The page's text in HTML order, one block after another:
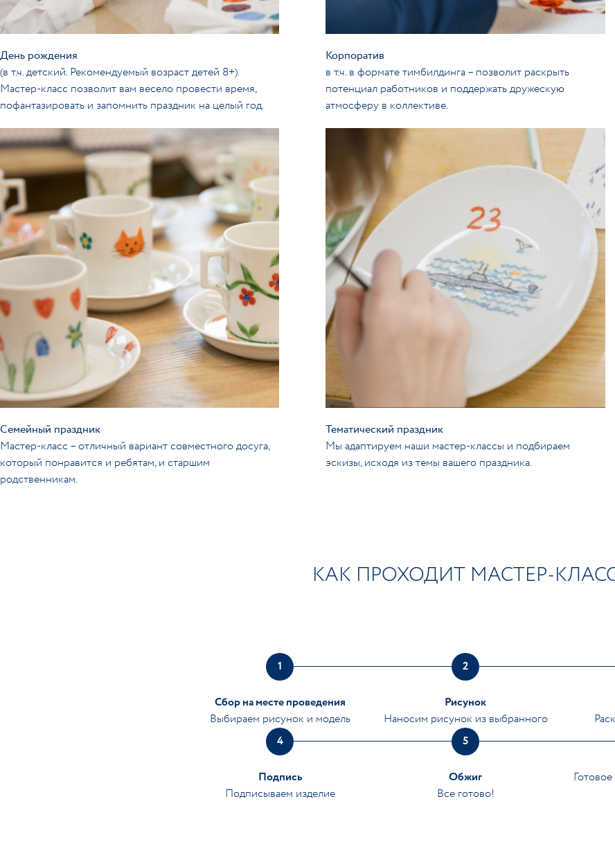
День рождения
(в т.ч. детский. Рекомендуемый возраст детей 8+).
Мастер-класс позволит вам весело провести время,
пофантазировать и запомнить праздник на целый год.
Корпоратив
в т.ч. в формате тимбилдинга – позволит раскрыть
потенциал работников и поддержать дружескую
атмосферу в коллективе.
Семейный праздник
Мастер-класс – отличный вариант совместного досуга,
который понравится и ребятам, и старшим
родственникам.
Тематический праздник
Мы адаптируем наши мастер-классы и подбираем
эскизы, исходя из темы вашего праздника.
КАК ПРОХОДИТ МАСТЕР-
1
Сбор на месте проведения
Выбираем рисунок и модель
2
Рисунок
Наносим рисунок из выбранного
4
Подпись
Подписываем изделие
5
Обжиг
Все готово!